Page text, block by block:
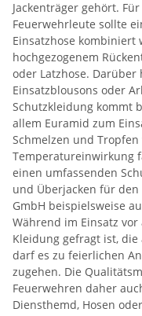
Jackenträger gehört.
Feuerwehrleute sollte
Einsatzhose kombiniert
hochgezogenem
oder Latzhose. Darüber
Einsatzblousons oder
Schutzkleidung kommt
allem Euramid zum
Schmelzen und
Temperatureinwirkung
einen umfassenden
und Überjacken für
GmbH beispielsweise
Während im Einsatz
Kleidung gefragt ist,
darf es zu feierlichen
zugehen. Die
Feuerwehren daher
Diensthemd, Hosen